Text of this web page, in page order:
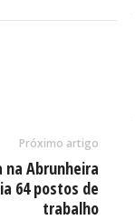
Próximo artigo
na Abrunheira
64 postos de
trabalho